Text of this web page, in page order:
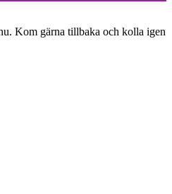
Kom gärna tillbaka och kolla igen